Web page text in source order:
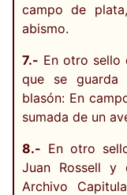
campo de
abismo.
7.- En otro sello
que se guarda
blasón: En
sumada de un
8.- En otro
Juan Rossell y
Archivo